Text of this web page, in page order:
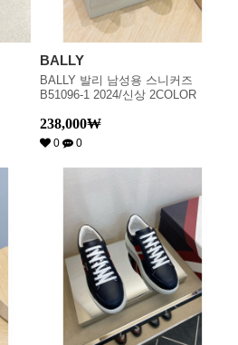
BALLY
BALLY 발리 남성용 스니커즈
B51096-1 2024/신상 2COLOR
238,000₩
0 0